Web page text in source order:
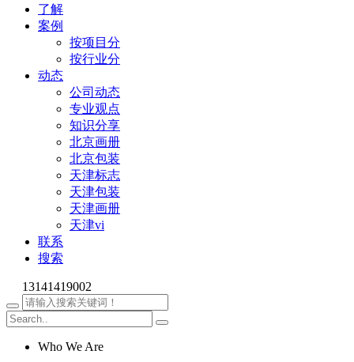
了解
案例
按项目分
按行业分
动态
公司动态
专业观点
知识分享
北京画册
北京包装
天津标志
天津包装
天津画册
天津vi
联系
搜索
13141419002
Who We Are